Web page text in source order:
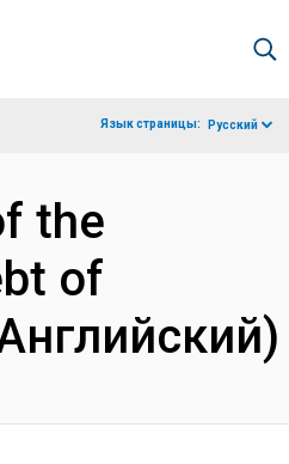
Язык страницы: Русский
the
of